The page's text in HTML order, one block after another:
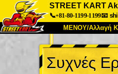
STREET KART
📞+81-80-1199-1199📧
ΜΕΝΟΥ/Αλλαγή
ΣχετικάΣυχνές